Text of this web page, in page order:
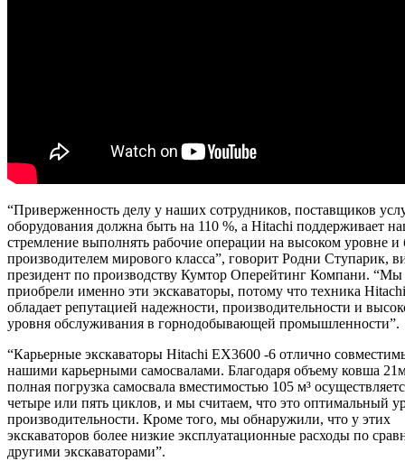
“Приверженность делу у наших сотрудников, поставщиков
оборудования должна быть на 110 %, а Hitachi поддерживает
стремление выполнять рабочие операции на высоком уровне и
производителем мирового класса”, говорит Родни Ступарик,
президент по производству Кумтор Оперейтинг Компани. “Мы
приобрели именно эти экскаваторы, потому что техника Hitachi
обладает репутацией надежности, производительности и
уровня обслуживания в горнодобывающей промышленности”.
“Карьерные экскаваторы Hitachi EX3600 -6 отлично
нашими карьерными самосвалами. Благодаря объему ковша
полная погрузка самосвала вместимостью 105 м³
четыре или пять циклов, и мы считаем, что это оптимальный
производительности. Кроме того, мы обнаружили, что у этих
экскаваторов более низкие эксплуатационные расходы по
другими экскаваторами”.